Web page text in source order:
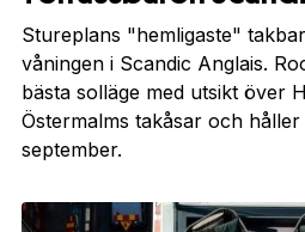
Stureplans "hemligaste"
våningen i Scandic Anglais.
bästa solläge med utsikt över
Östermalms takåsar och
september.